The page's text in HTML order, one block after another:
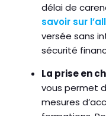
délai de
savoir sur
versée sans
sécurité
La prise en
vous permet
mesures